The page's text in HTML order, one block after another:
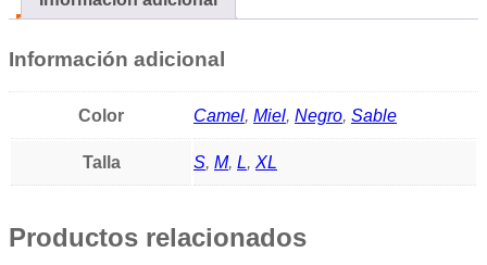
Información adicional
Color Camel, Miel, Negro, Sable
Talla S, M, L, XL
Productos relacionados